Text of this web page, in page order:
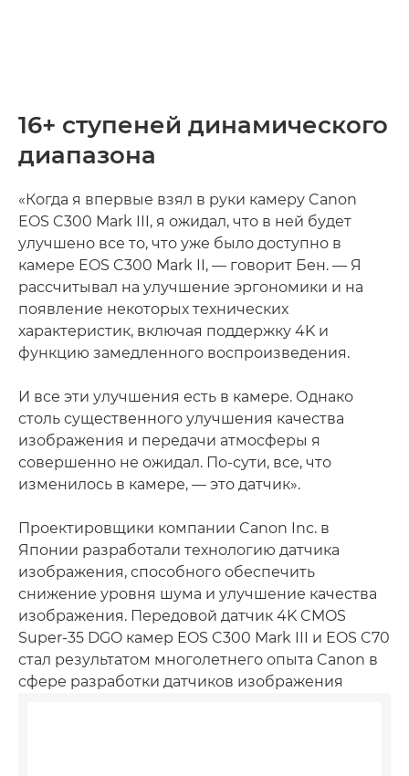
16+ ступеней динамического
диапазона
«Когда я впервые взял в руки камеру Canon
EOS C300 Mark III, я ожидал, что в ней будет
улучшено все то, что уже было доступно в
камере EOS C300 Mark II, — говорит Бен. — Я
рассчитывал на улучшение эргономики и на
появление некоторых технических
характеристик, включая поддержку 4K и
функцию замедленного воспроизведения.
И все эти улучшения есть в камере. Однако
столь существенного улучшения качества
изображения и передачи атмосферы я
совершенно не ожидал. По-сути, все, что
изменилось в камере, — это датчик».
Проектировщики компании Canon Inc. в
Японии разработали технологию датчика
изображения, способного обеспечить
снижение уровня шума и улучшение качества
изображения. Передовой датчик 4K CMOS
Super-35 DGO камер EOS C300 Mark III и EOS C70
стал результатом многолетнего опыта Canon в
сфере разработки датчиков изображения